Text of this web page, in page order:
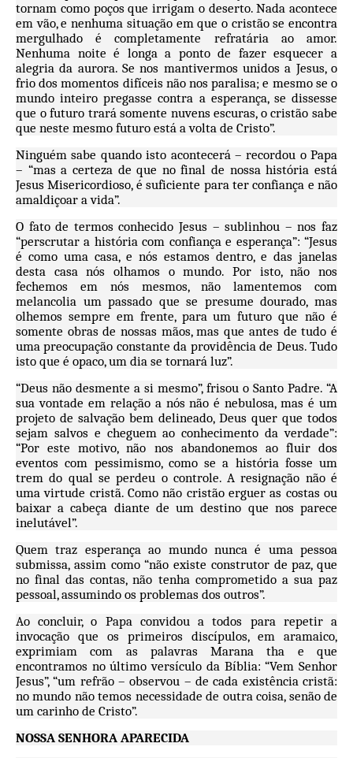
tornam como poços que irrigam o deserto. Nada acontece
em vão, e nenhuma situação em que o cristão se encontra
mergulhado é completamente refratária ao amor.
Nenhuma noite é longa a ponto de fazer esquecer a
alegria da aurora. Se nos mantivermos unidos a Jesus, o
frio dos momentos difíceis não nos paralisa; e mesmo se o
mundo inteiro pregasse contra a esperança, se dissesse
que o futuro trará somente nuvens escuras, o cristão sabe
que neste mesmo futuro está a volta de Cristo”.
Ninguém sabe quando isto acontecerá – recordou o Papa
– “mas a certeza de que no final de nossa história está
Jesus Misericordioso, é suficiente para ter confiança e não
amaldiçoar a vida”.
O fato de termos conhecido Jesus – sublinhou – nos faz
“perscrutar a história com confiança e esperança”: “Jesus
é como uma casa, e nós estamos dentro, e das janelas
desta casa nós olhamos o mundo. Por isto, não nos
fechemos em nós mesmos, não lamentemos com
melancolia um passado que se presume dourado, mas
olhemos sempre em frente, para um futuro que não é
somente obras de nossas mãos, mas que antes de tudo é
uma preocupação constante da providência de Deus. Tudo
isto que é opaco, um dia se tornará luz”.
“Deus não desmente a si mesmo”, frisou o Santo Padre. “A
sua vontade em relação a nós não é nebulosa, mas é um
projeto de salvação bem delineado, Deus quer que todos
sejam salvos e cheguem ao conhecimento da verdade”:
“Por este motivo, não nos abandonemos ao fluir dos
eventos com pessimismo, como se a história fosse um
trem do qual se perdeu o controle. A resignação não é
uma virtude cristã. Como não cristão erguer as costas ou
baixar a cabeça diante de um destino que nos parece
inelutável”.
Quem traz esperança ao mundo nunca é uma pessoa
submissa, assim como “não existe construtor de paz, que
no final das contas, não tenha comprometido a sua paz
pessoal, assumindo os problemas dos outros”.
Ao concluir, o Papa convidou a todos para repetir a
invocação que os primeiros discípulos, em aramaico,
exprimiam com as palavras Marana tha e que
encontramos no último versículo da Bíblia: “Vem Senhor
Jesus”, “um refrão – observou – de cada existência cristã:
no mundo não temos necessidade de outra coisa, senão de
um carinho de Cristo”.
NOSSA SENHORA APARECIDA